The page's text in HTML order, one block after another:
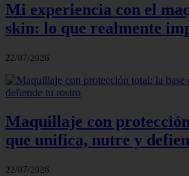
Mi experiencia con el
skin: lo que realmente
22/07/2026
Maquillaje con
que unifica, nutre y
22/07/2026